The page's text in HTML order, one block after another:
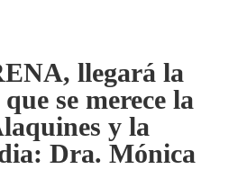
llegará la
se merece la
y la
Dra. Mónica